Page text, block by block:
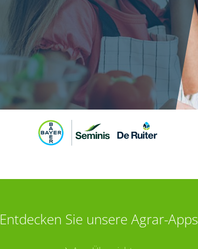
Entdecken Sie unsere Agrar-Apps